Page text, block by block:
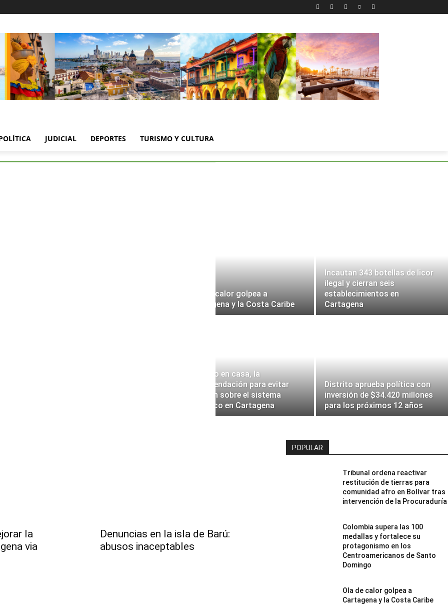
JUDICIAL DEPORTES TURISMO Y CULTURA
Ola de calor golpea a
Cartagena y la Costa Caribe
Incautan 343 botellas de licor
ilegal y cierran seis
establecimientos en
Cartagena
Trabajo en casa, la
recomendación para evitar
presión sobre el sistema
eléctrico en Cartagena
Distrito aprueba política con
inversión de $34.420 millones
para los próximos 12 años
la
via
Denuncias en la isla de Barú:
abusos inaceptables
POPULAR
Tribunal ordena reactivar
restitución de tierras para
comunidad afro en Bolívar tras
intervención de la Procuraduría
Colombia supera las 100
medallas y fortalece su
protagonismo en los
Centroamericanos de Santo
Domingo
Ola de calor golpea a
Cartagena y la Costa Caribe